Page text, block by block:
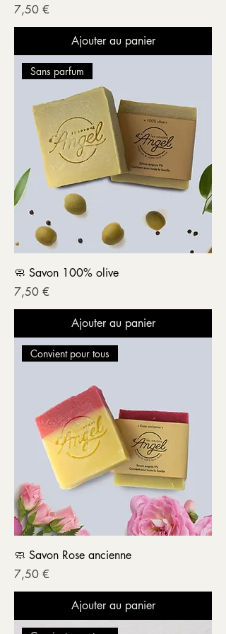
Prix
7,50 €
Ajouter au panier
Sans parfum
🧼 Savon 100% olive
Prix
7,50 €
Ajouter au panier
Convient pour tous
🧼 Savon Rose ancienne
Prix
7,50 €
Ajouter au panier